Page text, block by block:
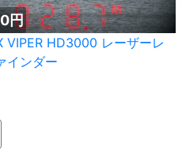
円
VIPER HD3000 レーザーレ
インダー